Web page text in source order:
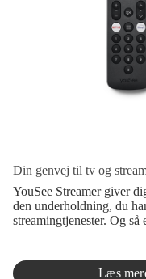
Din genvej til tv og
YouSee Streamer giver
den underholdning, du
streamingtjenester. Og
Læs